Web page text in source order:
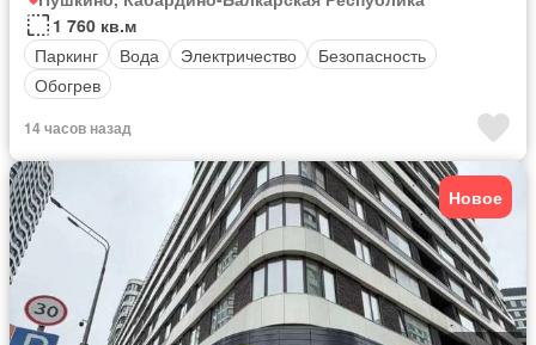
1 760 кв.м
Паркинг
Вода Электричество
Безопасность
Обогрев
14 часов назад
Новое